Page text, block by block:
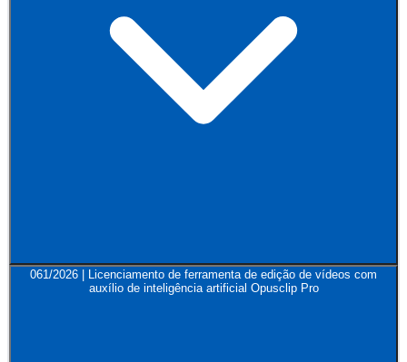
061/2026 | Licenciamento de ferramenta de edição de vídeos com
auxílio de inteligência artificial Opusclip Pro